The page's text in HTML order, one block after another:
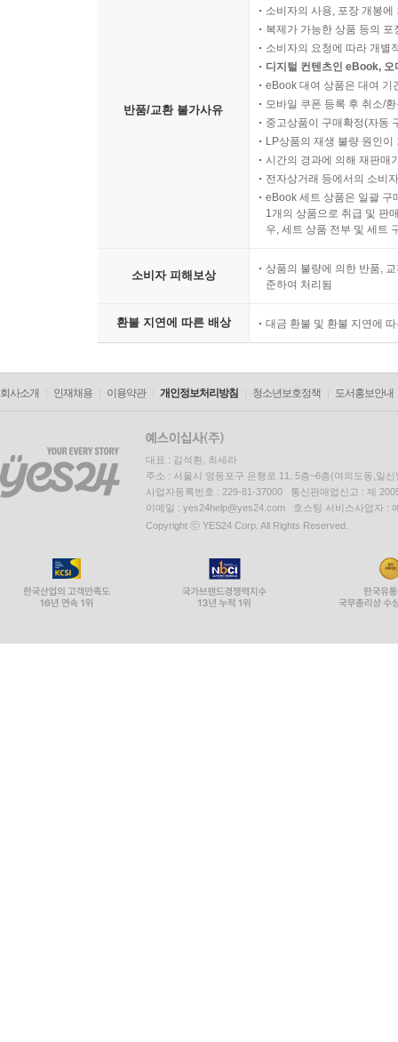
반품/교환 불가사유
소비자의 사용, 포장 개봉
복제가 가능한 상품 등의
소비자의 요청에 따라 개별
디지털 컨텐츠인 eBook,
eBook 대여 상품은 대여 기
모바일 쿠폰 등록 후 취소/
중고상품이 구매확정(자동
LP상품의 재생 불량 원인
시간의 경과에 의해 재판매
전자상거래 등에서의 소비
eBook 세트 상품은 일괄 구
1개의 상품으로 취급 및 판
우, 세트 상품 전부 및 세트
소비자 피해보상
상품의 불량에 의한 반품,
준하여 처리됨
환불 지연에 따른 배상 대금 환불 및 환불 지연에
회사소개 인재채용 이용약관 개인정보처리방침 청소년보호정책 도서홍보안내
대표 : 김석환, 최세라
주소 : 서울시 영등포구 은행로 11, 5층~6층(여의도동,일신
사업자등록번호 : 229-81-37000 통신판매업신고 : 제
이메일 : yes24help@yes24.com 호스팅 서비스사업자 :
Copyright ⓒ YES24 Corp. All Rights Reserved.